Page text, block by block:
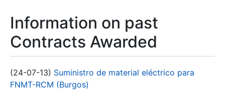
Information on past
Contracts Awarded
(24-07-13) Suministro de material eléctrico para
FNMT-RCM (Burgos)